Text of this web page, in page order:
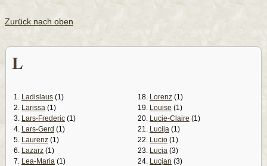
Zurück nach oben
L
1. Ladislaus (1)
2. Larissa (1)
3. Lars-Frederic (1)
4. Lars-Gerd (1)
5. Laurenz (1)
6. Lazarz (1)
7. Lea-Maria (1)
18. Lorenz (1)
19. Louise (1)
20. Lucie-Claire (1)
21. Lucija (1)
22. Lucio (1)
23. Lucja (3)
24. Lucjan (3)